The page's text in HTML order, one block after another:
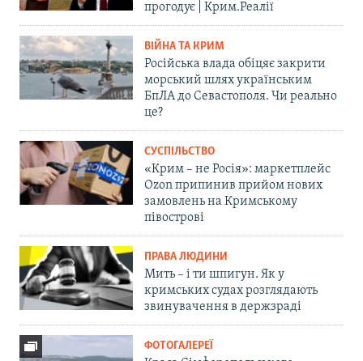
прогодує | Крим.Реалії
ВІЙНА ТА КРИМ
Російська влада обіцяє закрити
морський шлях українським
БпЛА до Севастополя. Чи реально
це?
СУСПІЛЬСТВО
«Крим – не Росія»: маркетплейс
Ozon припинив прийом нових
замовлень на Кримському
півострові
ПРАВА ЛЮДИНИ
Мить – і ти шпигун. Як у
кримських судах розглядають
звинувачення в держзраді
ФОТОГАЛЕРЕЇ